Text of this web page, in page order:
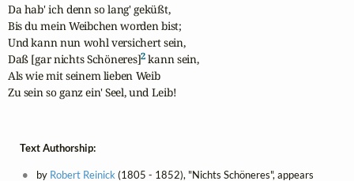
Da hab' ich denn so lang' geküßt,
Bis du mein Weibchen worden bist;
Und kann nun wohl versichert sein,
Daß [gar nichts Schöneres]2 kann sein,
Als wie mit seinem lieben Weib
Zu sein so ganz ein' Seel, und Leib!
Text Authorship:
by Robert Reinick (1805 - 1852), "Nichts Schöneres", appears